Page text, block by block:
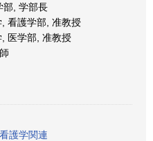
部, 学部長
看護学部, 准教授
医学部, 准教授
護学関連